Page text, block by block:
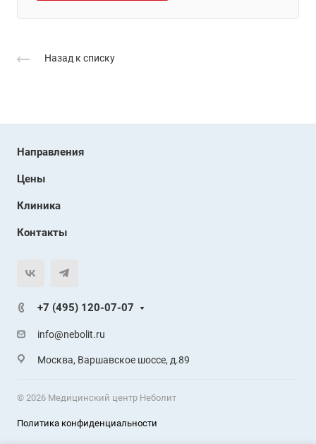
Назад к списку
Направления
Цены
Клиника
Контакты
+7 (495) 120-07-07
info@nebolit.ru
Москва, Варшавское шоссе, д.89
© 2026 Медицинский центр Неболит
Политика конфиденциальности